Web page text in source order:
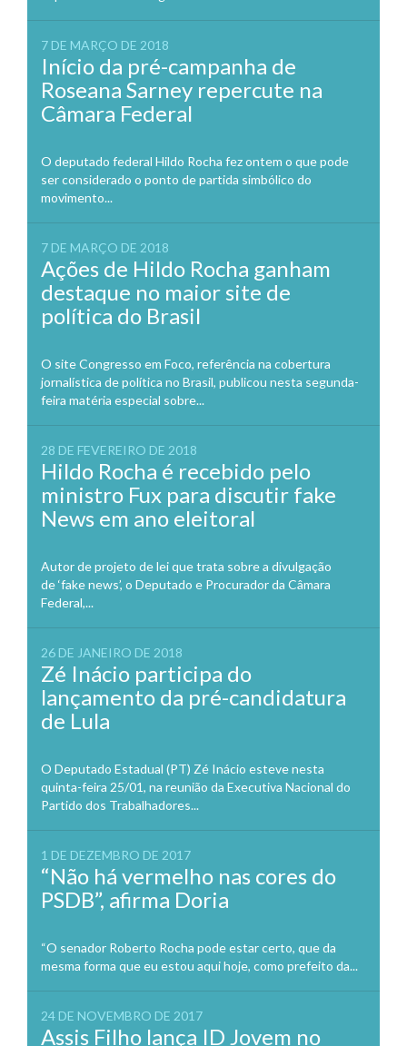
7 DE MARÇO DE 2018
Início da pré-campanha de
Roseana Sarney repercute na
Câmara Federal
O deputado federal Hildo Rocha fez ontem o que pode
ser considerado o ponto de partida simbólico do
movimento...
7 DE MARÇO DE 2018
Ações de Hildo Rocha ganham
destaque no maior site de
política do Brasil
O site Congresso em Foco, referência na cobertura
jornalística de política no Brasil, publicou nesta segunda-
feira matéria especial sobre...
28 DE FEVEREIRO DE 2018
Hildo Rocha é recebido pelo
ministro Fux para discutir fake
News em ano eleitoral
Autor de projeto de lei que trata sobre a divulgação
de ‘fake news’, o Deputado e Procurador da Câmara
Federal,...
26 DE JANEIRO DE 2018
Zé Inácio participa do
lançamento da pré-candidatura
de Lula
O Deputado Estadual (PT) Zé Inácio esteve nesta
quinta-feira 25/01, na reunião da Executiva Nacional do
Partido dos Trabalhadores...
1 DE DEZEMBRO DE 2017
“Não há vermelho nas cores do
PSDB”, afirma Doria
“O senador Roberto Rocha pode estar certo, que da
mesma forma que eu estou aqui hoje, como prefeito da...
24 DE NOVEMBRO DE 2017
Assis Filho lança ID Jovem no